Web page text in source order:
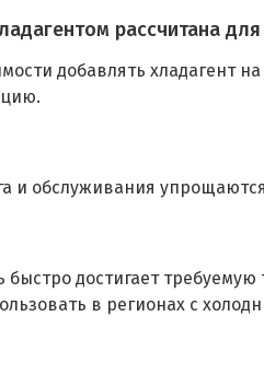
рассчитана
добавлять хладагент
и обслуживания
достигает
в регионах с